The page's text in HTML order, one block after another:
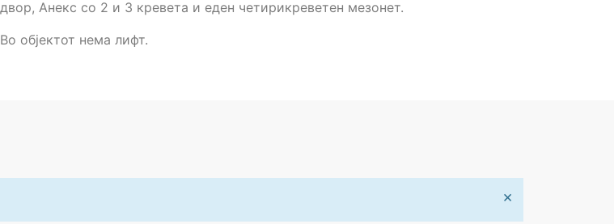
двор, Анекс со 2 и 3 кревета и еден четирикреветен мезонет.
Во објектот нема лифт.
×